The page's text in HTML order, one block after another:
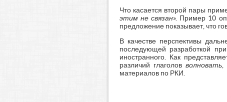
Что касается второй пары
этим не связан». Пример 10
предложение показывает, что
В качестве перспективы
последующей разработкой
иностранного. Как
различий глаголовволновать
материалов по РКИ.